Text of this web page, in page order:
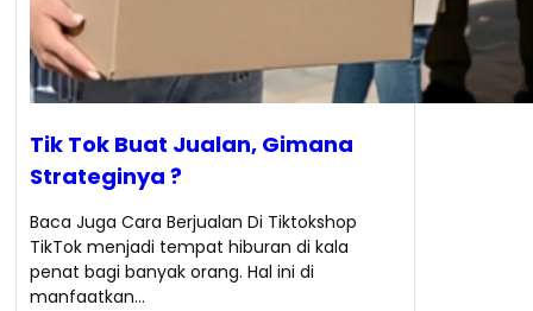
Tik Tok Buat Jualan, Gimana
Strateginya ?
Baca Juga Cara Berjualan Di Tiktokshop
TikTok menjadi tempat hiburan di kala
penat bagi banyak orang. Hal ini di
manfaatkan…